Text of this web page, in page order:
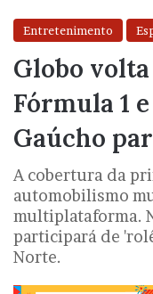
Entretenimento
Globo
Fórmula 1
Gaúcho
A cobertura da
automobilismo
multiplataforma.
participará de
Norte.